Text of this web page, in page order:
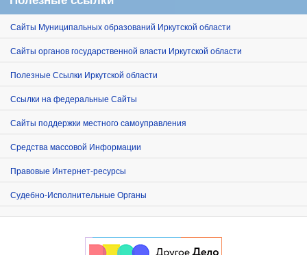
Сайты Муниципальных образований Иркутской области
Сайты органов государственной власти Иркутской области
Полезные Ссылки Иркутской области
Ссылки на федеральные Сайты
Сайты поддержки местного самоуправления
Средства массовой Информации
Правовые Интернет-ресурсы
Судебно-Исполнительные Органы